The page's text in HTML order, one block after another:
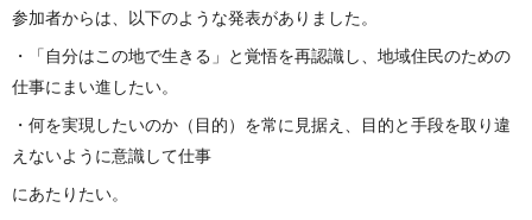
参加者からは、以下のような発表がありました。
・「自分はこの地で生きる」と覚悟を再認識し、地域住民のための
仕事にまい進したい。
・何を実現したいのか（目的）を常に見据え、目的と手段を取り違
えないように意識して仕事
にあたりたい。